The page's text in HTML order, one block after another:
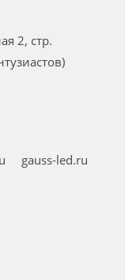
2, стр.
gauss-led.ru